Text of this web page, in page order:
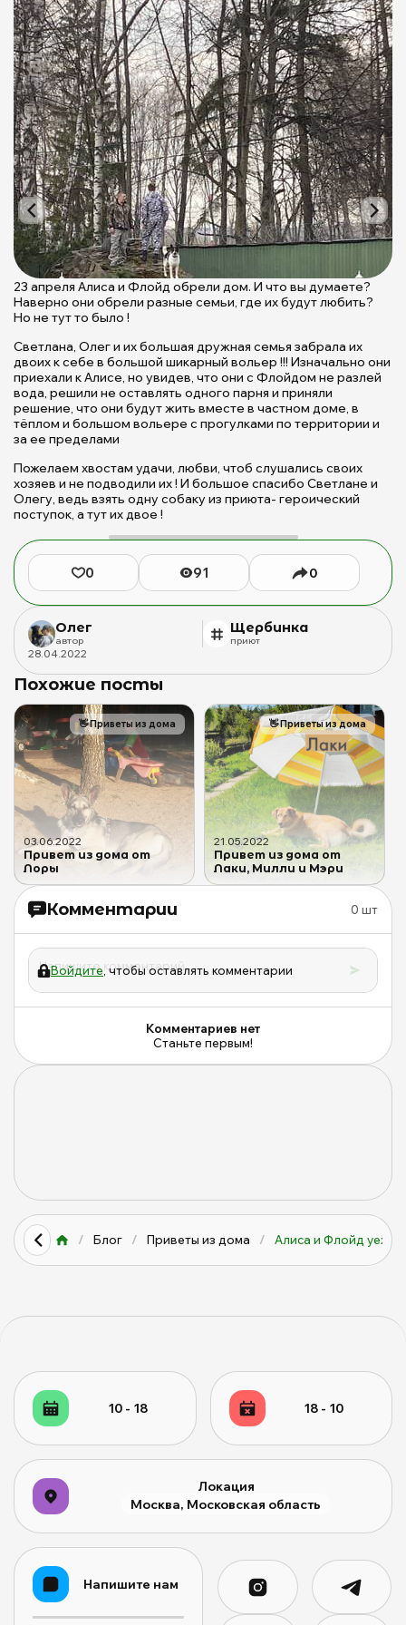
23 апреля Алиса и Флойд обрели дом. И что вы думаете?
Наверно они обрели разные семьи, где их будут любить?
Но не тут то было !
Светлана, Олег и их большая дружная семья забрала их
двоих к себе в большой шикарный вольер !!! Изначально они
приехали к Алисе, но увидев, что они с Флойдом не разлей
вода, решили не оставлять одного парня и приняли
решение, что они будут жить вместе в частном доме, в
тёплом и большом вольере с прогулками по территории и
за ее пределами
Пожелаем хвостам удачи, любви, чтоб слушались своих
хозяев и не подводили их ! И большое спасибо Светлане и
Олегу, ведь взять одну собаку из приюта- героический
поступок, а тут их двое !
Комментарии 0 шт
Войдите, чтобы оставлять комментарии
Комментариев нет
Станьте первым!
0 91 0
Олег
автор
Щербинка
приют
28.04.2022
Похожие посты
03.06.2022
Привет из дома от
Лоры
👋Приветы из дома
21.05.2022
Привет из дома от
Лаки, Милли и Мэри
👋Приветы из дома
/ Блог / Приветы из дома / Алиса и Флойд
10 - 18 18 - 10
Локация
Москва, Московская область
Напишите нам